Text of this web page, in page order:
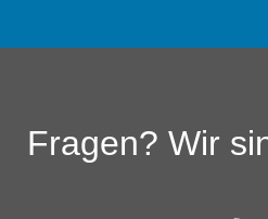
Fragen? Wir